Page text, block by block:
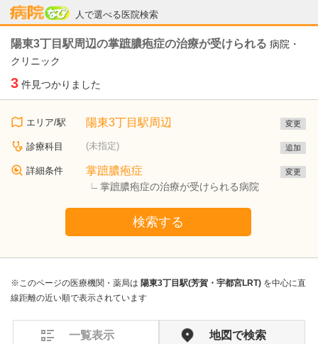
人で選べる医院検索
病院なび
陽東3丁目駅周辺の掌蹠膿疱症の治療が受けられる 病院・
クリニック
3 件見つかりました
エリア/駅 陽東3丁目駅周辺 変更
診療科目 (未指定) 追加
詳細条件 掌蹠膿疱症
掌蹠膿疱症の治療が受けられる病院
変更
検索する
※このページの医療機関・薬局は 陽東3丁目駅(芳賀・宇都宮LRT) を中心に直
線距離の近い順で表示されています
一覧表示 地図で検索